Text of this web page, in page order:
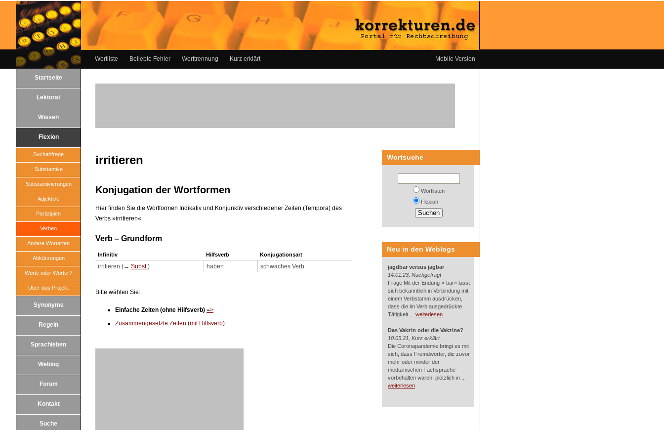
Wortliste Beliebte Fehler Worttrennung Kurz erklärt Mobile Version
Startseite
Lektorat
Wissen
Flexion
Suchabfrage
Substantive
Substantivierungen
Adjektive
Partizipien
Verben
Andere Wortarten
Abkürzungen
Worte oder Wörter?
Über das Projekt
Synonyme
Regeln
Sprachleben
Weblog
Forum
Kontakt
Suche
irritieren
Konjugation der Wortformen
Hier finden Sie die Wortformen Indikativ und Konjunktiv verschiedener Zeiten (Tempora) des
Verbs »irritieren«.
Verb – Grundform
Infinitiv Hilfsverb Konjugationsart
irritieren (→ Subst.) haben schwaches Verb
Bitte wählen Sie:
Einfache Zeiten (ohne Hilfsverb) =>
Zusammengesetzte Zeiten (mit Hilfsverb)
Wortsuche
Wortlisten
Flexion
Neu in den Weblogs
jagdbar versus jagbar
14.01.23, Nachgefragt
Frage Mit der Endung »-bar« lässt
sich bekanntlich in Verbindung mit
einem Verbstamm ausdrücken,
dass die im Verb ausgedrückte
Tätigkeit ... weiterlesen
Das Vakzin oder die Vakzine?
10.05.21, Kurz erklärt
Die Coronapandemie bringt es mit
sich, dass Fremdwörter, die zuvor
mehr oder minder der
medizinischen Fachsprache
vorbehalten waren, plötzlich in ...
weiterlesen